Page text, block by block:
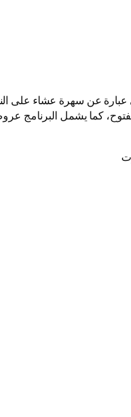
عن سهرة عشاء على
كما يشمل البرنامج